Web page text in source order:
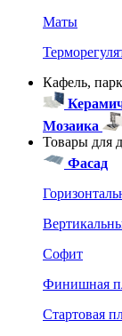
Маты
Кафель,
Мозаика
Товары для
Фасад
Софит
Финишная
Стартовая